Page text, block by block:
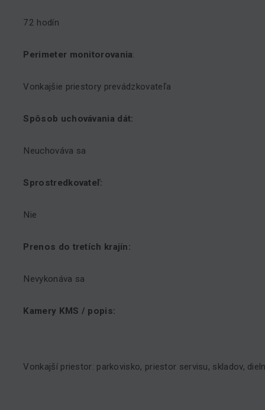
72 hodín
Perimeter monitorovania:
Vonkajšie priestory prevádzkovateľa
Spôsob uchovávania dát:
Neuchováva sa
Sprostredkovateľ:
Nie
Prenos do tretích krajín:
Nevykonáva sa
Kamery KMS / popis:
Vonkajší priestor: parkovisko, priestor servisu, skladov,